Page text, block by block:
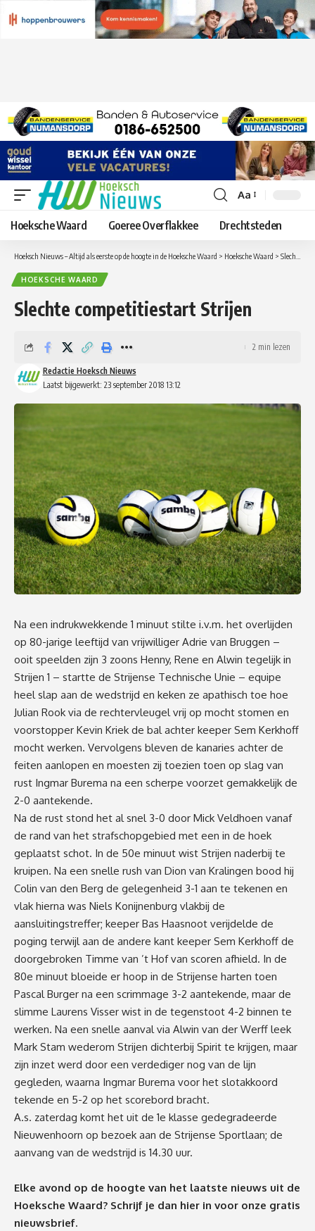
Lettergrootte
aanpassen
Aa
Hoeksche Waard Goeree Overflakkee Drechtsteden
Hoeksch Nieuws – Altijd als eerste op de hoogte in de Hoeksche Waard > Hoeksche Waard > Slechte competitiestart Strijen
HOEKSCHE WAARD
Slechte competitiestart Strijen
Laatst bijgewerkt: 23 september 2018 13:12
Redactie Hoeksch Nieuws
2 min lezen
Na een indrukwekkende 1 minuut stilte i.v.m. het overlijden
op 80-jarige leeftijd van vrijwilliger Adrie van Bruggen –
ooit speelden zijn 3 zoons Henny, Rene en Alwin tegelijk in
Strijen 1 – startte de Strijense Technische Unie – equipe
heel slap aan de wedstrijd en keken ze apathisch toe hoe
Julian Rook via de rechtervleugel vrij op mocht stomen en
voorstopper Kevin Kriek de bal achter keeper Sem Kerkhoff
mocht werken. Vervolgens bleven de kanaries achter de
feiten aanlopen en moesten zij toezien toen op slag van
rust Ingmar Burema na een scherpe voorzet gemakkelijk de
2-0 aantekende.
Na de rust stond het al snel 3-0 door Mick Veldhoen vanaf
de rand van het strafschopgebied met een in de hoek
geplaatst schot. In de 50e minuut wist Strijen naderbij te
kruipen. Na een snelle rush van Dion van Kralingen bood hij
Colin van den Berg de gelegenheid 3-1 aan te tekenen en
vlak hierna was Niels Konijnenburg vlakbij de
aansluitingstreffer; keeper Bas Haasnoot verijdelde de
poging terwijl aan de andere kant keeper Sem Kerkhoff de
doorgebroken Timme van ’t Hof van scoren afhield. In de
80e minuut bloeide er hoop in de Strijense harten toen
Pascal Burger na een scrimmage 3-2 aantekende, maar de
slimme Laurens Visser wist in de tegenstoot 4-2 binnen te
werken. Na een snelle aanval via Alwin van der Werff leek
Mark Stam wederom Strijen dichterbij Spirit te krijgen, maar
zijn inzet werd door een verdediger nog van de lijn
gegleden, waarna Ingmar Burema voor het slotakkoord
tekende en 5-2 op het scorebord bracht.
A.s. zaterdag komt het uit de 1e klasse gedegradeerde
Nieuwenhoorn op bezoek aan de Strijense Sportlaan; de
aanvang van de wedstrijd is 14.30 uur.
Elke avond op de hoogte van het laatste nieuws uit de
Hoeksche Waard? Schrijf je dan hier in voor onze gratis
nieuwsbrief.